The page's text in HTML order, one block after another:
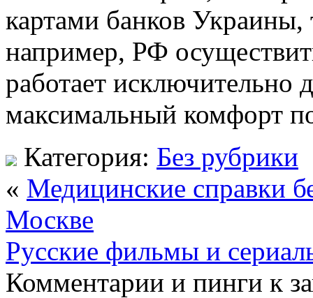
картами банков Украины,
например, РФ
работает исключительно
максимальный комфорт
Категория: Без рубрики
« Медицинские справки
Москве
Русские фильмы и
Комментарии и пинги к